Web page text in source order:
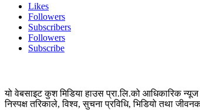
Likes
Followers
Subscribers
Followers
Subscribe
यो वेबसाइट कुश मिडिया हाउस प्रा.लि.को आधिकारिक
निस्पक्ष तरिकाले, विश्व, सुचना प्रविधि, भिडियो तथा